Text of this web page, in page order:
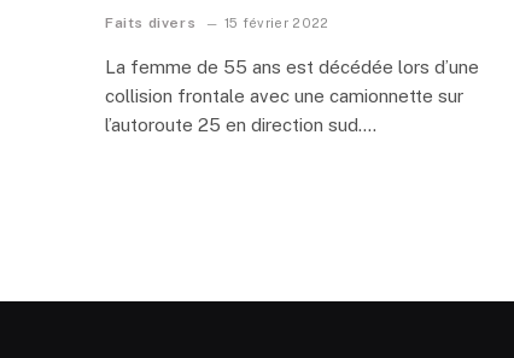
Faits divers 15 février 2022
La femme de 55 ans est décédée lors d’une
collision frontale avec une camionnette sur
l’autoroute 25 en direction sud.…